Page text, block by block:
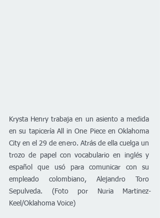
Krysta Henry trabaja en un asiento a medida
en su tapicería All in One Piece en Oklahoma
City en el 29 de enero. Atrás de ella cuelga un
trozo de papel con vocabulario en inglés y
español que usó para comunicar con su
empleado colombiano, Alejandro Toro
Sepulveda. (Foto por Nuria Martinez-
Keel/Oklahoma Voice)